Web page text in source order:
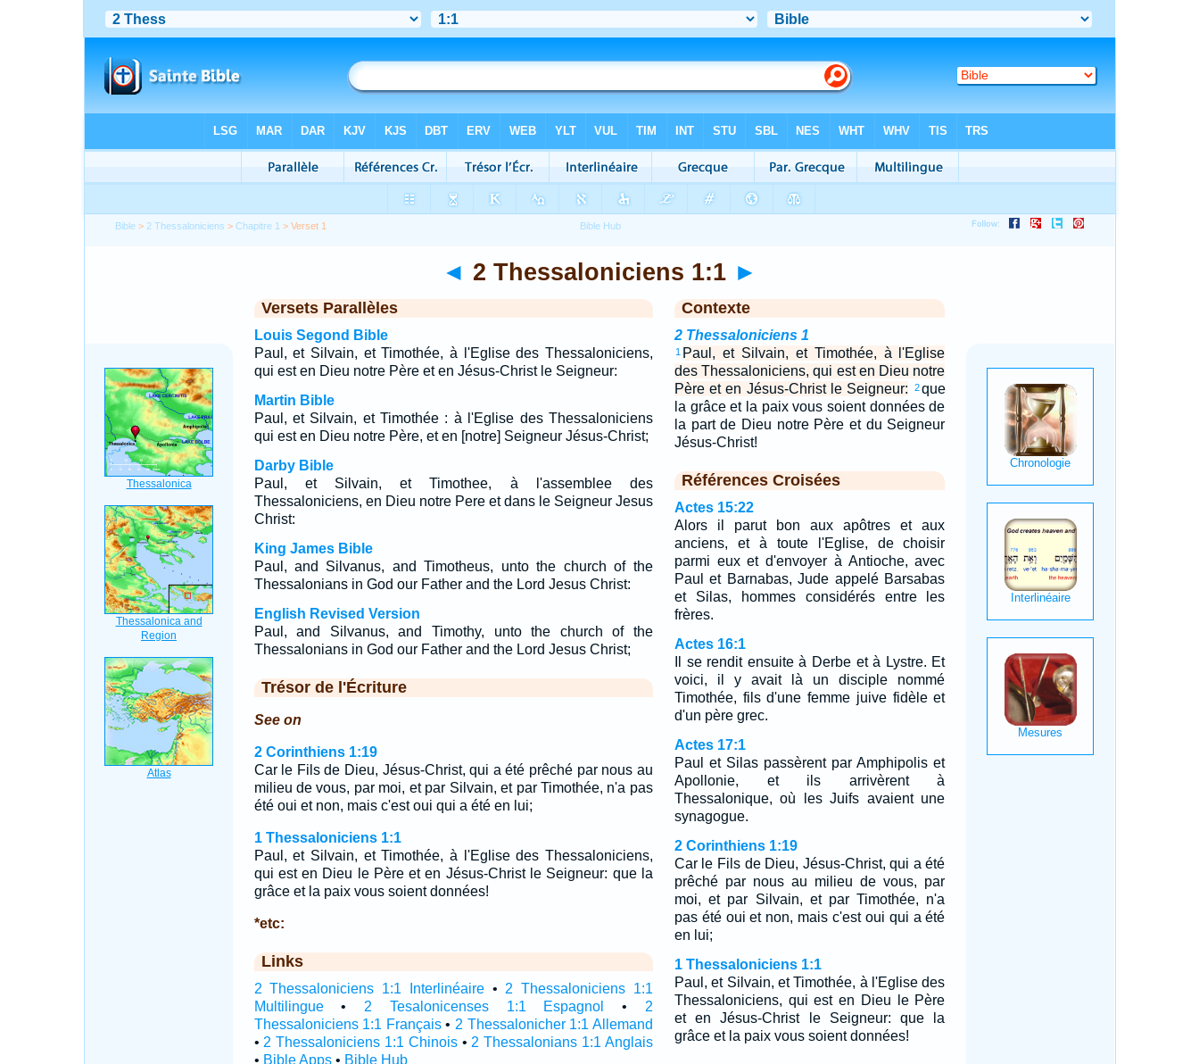
Bible > 2 Thessaloniciens >Chapitre 1 > Verset 1
◄ 2 Thessaloniciens 1:1 ►
Versets Parallèles
Louis Segond Bible
Paul, et Silvain, et Timothée, à l'Eglise des Thessaloniciens,
qui est en Dieu notre Père et en Jésus-Christ le Seigneur:
Martin Bible
Paul, et Silvain, et Timothée : à l'Eglise des Thessaloniciens
qui est en Dieu notre Père, et en [notre] Seigneur Jésus-Christ;
Darby Bible
Paul, et Silvain, et Timothee, à l'assemblee des
Thessaloniciens, en Dieu notre Pere et dans le Seigneur Jesus
Christ:
King James Bible
Paul, and Silvanus, and Timotheus, unto the church of the
Thessalonians in God our Father and the Lord Jesus Christ:
English Revised Version
Paul, and Silvanus, and Timothy, unto the church of the
Thessalonians in God our Father and the Lord Jesus Christ;
Trésor de l'Écriture
See on
2 Corinthiens 1:19
Car le Fils de Dieu, Jésus-Christ, qui a été prêché par nous au
milieu de vous, par moi, et par Silvain, et par Timothée, n'a pas
été oui et non, mais c'est oui qui a été en lui;
1 Thessaloniciens 1:1
Paul, et Silvain, et Timothée, à l'Eglise des Thessaloniciens,
qui est en Dieu le Père et en Jésus-Christ le Seigneur: que la
grâce et la paix vous soient données!
*etc:
Links
2 Thessaloniciens 1:1 Interlinéaire• 2 Thessaloniciens 1:1
Multilingue• 2 Tesalonicenses 1:1 Espagnol • 2
Thessaloniciens 1:1 Français• 2 Thessalonicher 1:1 Allemand
• 2 Thessaloniciens 1:1 Chinois• 2 Thessalonians 1:1 Anglais
• Bible Apps• Bible Hub
Contexte
2 Thessaloniciens 1
1 Paul, et Silvain, et Timothée, à l'Eglise
des Thessaloniciens, qui est en Dieu notre
Père et en Jésus-Christ le Seigneur:
2 que
la grâce et la paix vous soient données de
la part de Dieu notre Père et du Seigneur
Jésus-Christ!
Références Croisées
Actes 15:22
Alors il parut bon aux apôtres et aux
anciens, et à toute l'Eglise, de choisir
parmi eux et d'envoyer à Antioche, avec
Paul et Barnabas, Jude appelé Barsabas
et Silas, hommes considérés entre les
frères.
Actes 16:1
Il se rendit ensuite à Derbe et à Lystre. Et
voici, il y avait là un disciple nommé
Timothée, fils d'une femme juive fidèle et
d'un père grec.
Actes 17:1
Paul et Silas passèrent par Amphipolis et
Apollonie, et ils arrivèrent à
Thessalonique, où les Juifs avaient une
synagogue.
2 Corinthiens 1:19
Car le Fils de Dieu, Jésus-Christ, qui a été
prêché par nous au milieu de vous, par
moi, et par Silvain, et par Timothée, n'a
pas été oui et non, mais c'est oui qui a été
en lui;
1 Thessaloniciens 1:1
Paul, et Silvain, et Timothée, à l'Eglise des
Thessaloniciens, qui est en Dieu le Père
et en Jésus-Christ le Seigneur: que la
grâce et la paix vous soient données!